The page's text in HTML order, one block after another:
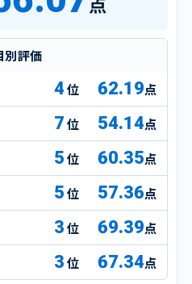
別評価
4 62.19点
7 54.14点
5 60.35点
5 57.36点
3 69.39点
3 67.34点